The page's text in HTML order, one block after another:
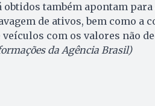
obtidos também apontam
de ativos, bem como a
com os valores não
da Agência Brasil)